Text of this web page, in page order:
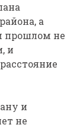
а
прошлом не
и
и
не